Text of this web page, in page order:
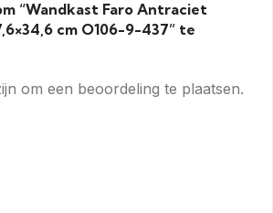
“Wandkast Faro Antraciet
cm O106-9-437” te
om een beoordeling te plaatsen.